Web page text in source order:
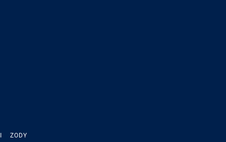
ZODY